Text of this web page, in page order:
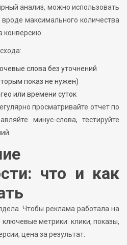
анализ, можно использовать
максимального количества
конверсию.
слова без уточнений
показ не нужен)
или времени суток
просматривайте отчет по
минус-слова, тестируйте
что и как
Чтобы реклама работала на
метрики: клики, показы,
цена за результат.